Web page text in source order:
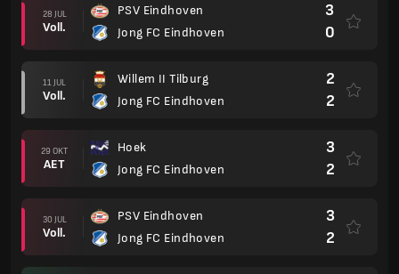
28 JUL
Voll.
PSV Eindhoven
Jong FC Eindhoven
3
0
11 JUL
Voll.
Willem II Tilburg
Jong FC Eindhoven
2
2
29 OKT
AET
Hoek
Jong FC Eindhoven
3
2
30 JUL
Voll.
PSV Eindhoven
Jong FC Eindhoven
3
2